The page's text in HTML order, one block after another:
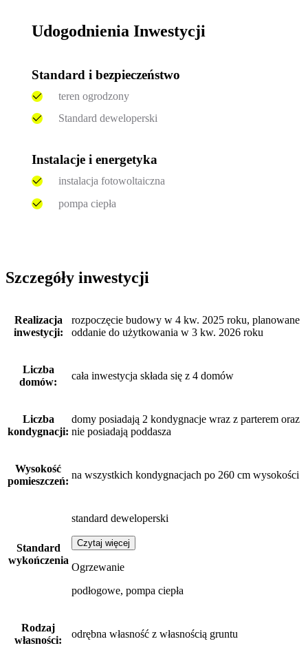
Udogodnienia Inwestycji
Standard i bezpieczeństwo
teren ogrodzony
Standard deweloperski
Instalacje i energetyka
instalacja fotowoltaiczna
pompa ciepła
Szczegóły inwestycji
Realizacja
inwestycji:
rozpoczęcie budowy w 4 kw. 2025 roku, planowane
oddanie do użytkowania w 3 kw. 2026 roku
Liczba
domów:
cała inwestycja składa się z 4 domów
Liczba
kondygnacji:
domy posiadają 2 kondygnacje wraz z parterem oraz
nie posiadają poddasza
Wysokość
pomieszczeń:
na wszystkich kondygnacjach po 260 cm wysokości
Standard
wykończenia
standard deweloperski
Czytaj więcej
Ogrzewanie
podłogowe, pompa ciepła
Rodzaj
własności:
odrębna własność z własnością gruntu